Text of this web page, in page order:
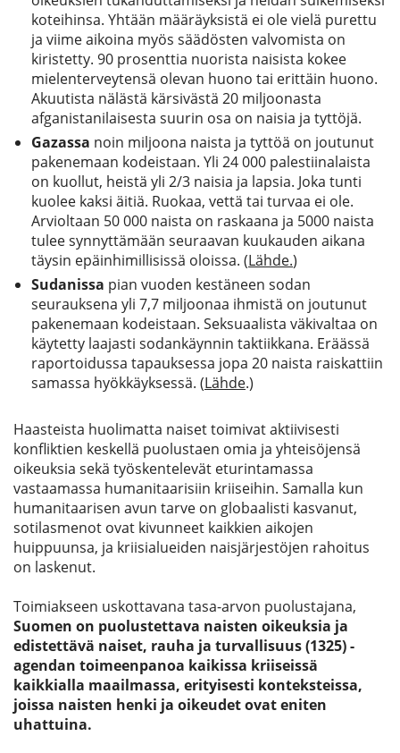
koteihinsa. Yhtään määräyksistä ei ole vielä purettu
ja viime aikoina myös säädösten valvomista on
kiristetty. 90 prosenttia nuorista naisista kokee
mielenterveytensä olevan huono tai erittäin huono.
Akuutista nälästä kärsivästä 20 miljoonasta
afganistanilaisesta suurin osa on naisia ja tyttöjä.
Gazassa noin miljoona naista ja tyttöä on joutunut
pakenemaan kodeistaan. Yli 24 000 palestiinalaista
on kuollut, heistä yli 2/3 naisia ja lapsia. Joka tunti
kuolee kaksi äitiä. Ruokaa, vettä tai turvaa ei ole.
Arvioltaan 50 000 naista on raskaana ja 5000 naista
tulee synnyttämään seuraavan kuukauden aikana
täysin epäinhimillisissä oloissa. (Lähde.)
Sudanissa pian vuoden kestäneen sodan
seurauksena yli 7,7 miljoonaa ihmistä on joutunut
pakenemaan kodeistaan. Seksuaalista väkivaltaa on
käytetty laajasti sodankäynnin taktiikkana. Eräässä
raportoidussa tapauksessa jopa 20 naista raiskattiin
samassa hyökkäyksessä. (Lähde.)
Haasteista huolimatta naiset toimivat aktiivisesti
konfliktien keskellä puolustaen omia ja yhteisöjensä
oikeuksia sekä työskentelevät eturintamassa
vastaamassa humanitaarisiin kriiseihin. Samalla kun
humanitaarisen avun tarve on globaalisti kasvanut,
sotilasmenot ovat kivunneet kaikkien aikojen
huippuunsa, ja kriisialueiden naisjärjestöjen rahoitus
on laskenut.
Toimiakseen uskottavana tasa-arvon puolustajana,
Suomen on puolustettava naisten oikeuksia ja
edistettävä naiset, rauha ja turvallisuus (1325) -
agendan toimeenpanoa kaikissa kriiseissä
kaikkialla maailmassa, erityisesti konteksteissa,
joissa naisten henki ja oikeudet ovat eniten
uhattuina.